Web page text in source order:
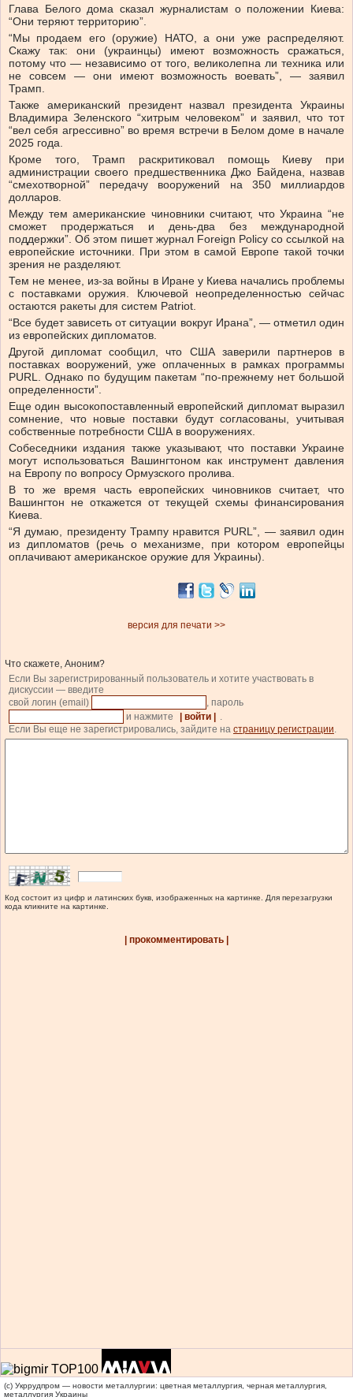
Глава Белого дома сказал журналистам о положении Киева:
“Они теряют территорию”.
“Мы продаем его (оружие) НАТО, а они уже распределяют.
Скажу так: они (украинцы) имеют возможность сражаться,
потому что — независимо от того, великолепна ли техника или
не совсем — они имеют возможность воевать”, — заявил
Трамп.
Также американский президент назвал президента Украины
Владимира Зеленского “хитрым человеком” и заявил, что тот
“вел себя агрессивно” во время встречи в Белом доме в начале
2025 года.
Кроме того, Трамп раскритиковал помощь Киеву при
администрации своего предшественника Джо Байдена, назвав
“смехотворной” передачу вооружений на 350 миллиардов
долларов.
Между тем американские чиновники считают, что Украина “не
сможет продержаться и день-два без международной
поддержки”. Об этом пишет журнал Foreign Policy со ссылкой на
европейские источники. При этом в самой Европе такой точки
зрения не разделяют.
Тем не менее, из-за войны в Иране у Киева начались проблемы
с поставками оружия. Ключевой неопределенностью сейчас
остаются ракеты для систем Patriot.
“Все будет зависеть от ситуации вокруг Ирана”, — отметил один
из европейских дипломатов.
Другой дипломат сообщил, что США заверили партнеров в
поставках вооружений, уже оплаченных в рамках программы
PURL. Однако по будущим пакетам “по-прежнему нет большой
определенности”.
Еще один высокопоставленный европейский дипломат выразил
сомнение, что новые поставки будут согласованы, учитывая
собственные потребности США в вооружениях.
Собеседники издания также указывают, что поставки Украине
могут использоваться Вашингтоном как инструмент давления
на Европу по вопросу Ормузского пролива.
В то же время часть европейских чиновников считает, что
Вашингтон не откажется от текущей схемы финансирования
Киева.
“Я думаю, президенту Трампу нравится PURL”, — заявил один
из дипломатов (речь о механизме, при котором европейцы
оплачивают американское оружие для Украины).
версия для печати >>
Что скажете, Аноним?
Если Вы зарегистрированный пользователь и хотите участвовать в
дискуссии — введите
свой логин (email)
, пароль
и нажмите
| войти |
.
Если Вы еще не зарегистрировались, зайдите на страницу регистрации.
Код состоит из цифр и латинских букв, изображенных на картинке. Для перезагрузки
кода кликните на картинке.
| прокомментировать |
(c) Укррудпром — новости металлургии: цветная металлургия, черная металлургия,
металлургия Украины